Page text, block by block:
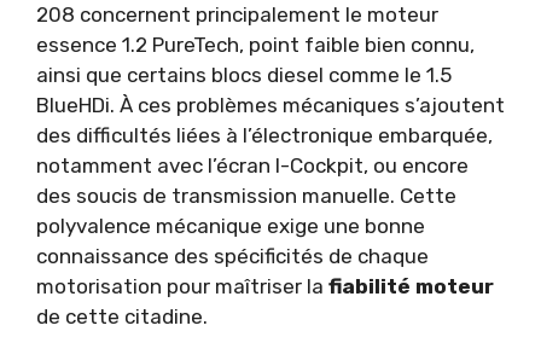
208 concernent principalement le moteur
essence 1.2 PureTech, point faible bien connu,
ainsi que certains blocs diesel comme le 1.5
BlueHDi. À ces problèmes mécaniques s’ajoutent
des difficultés liées à l’électronique embarquée,
notamment avec l’écran I-Cockpit, ou encore
des soucis de transmission manuelle. Cette
polyvalence mécanique exige une bonne
connaissance des spécificités de chaque
motorisation pour maîtriser la fiabilité moteur
de cette citadine.